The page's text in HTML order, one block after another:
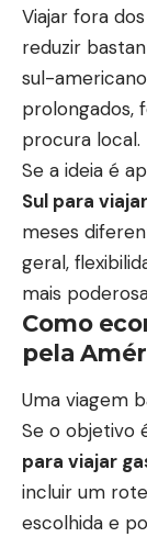
Viajar fora
reduzir
sul-
prolongados,
procura local.
Se a ideia é
Sul para
meses
geral,
mais
Como
pela
Uma viagem
Se o objetivo
para viajar
incluir um
escolhida e